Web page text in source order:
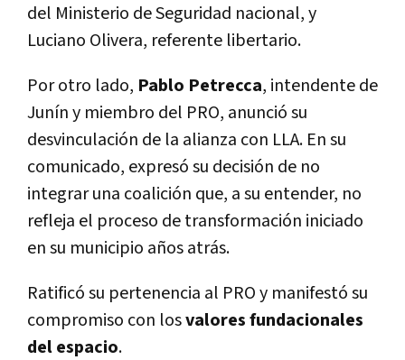
del Ministerio de Seguridad nacional, y
Luciano Olivera, referente libertario.
Por otro lado, Pablo Petrecca, intendente de
Junín y miembro del PRO, anunció su
desvinculación de la alianza con LLA. En su
comunicado, expresó su decisión de no
integrar una coalición que, a su entender, no
refleja el proceso de transformación iniciado
en su municipio años atrás.
Ratificó su pertenencia al PRO y manifestó su
compromiso con losvalores fundacionales
del espacio.